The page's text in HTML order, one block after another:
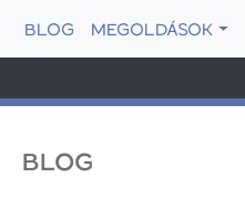
BLOG MEGOLDÁSOK
BLOG